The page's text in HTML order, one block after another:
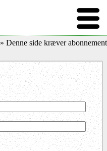
» Denne side kræver abonnement